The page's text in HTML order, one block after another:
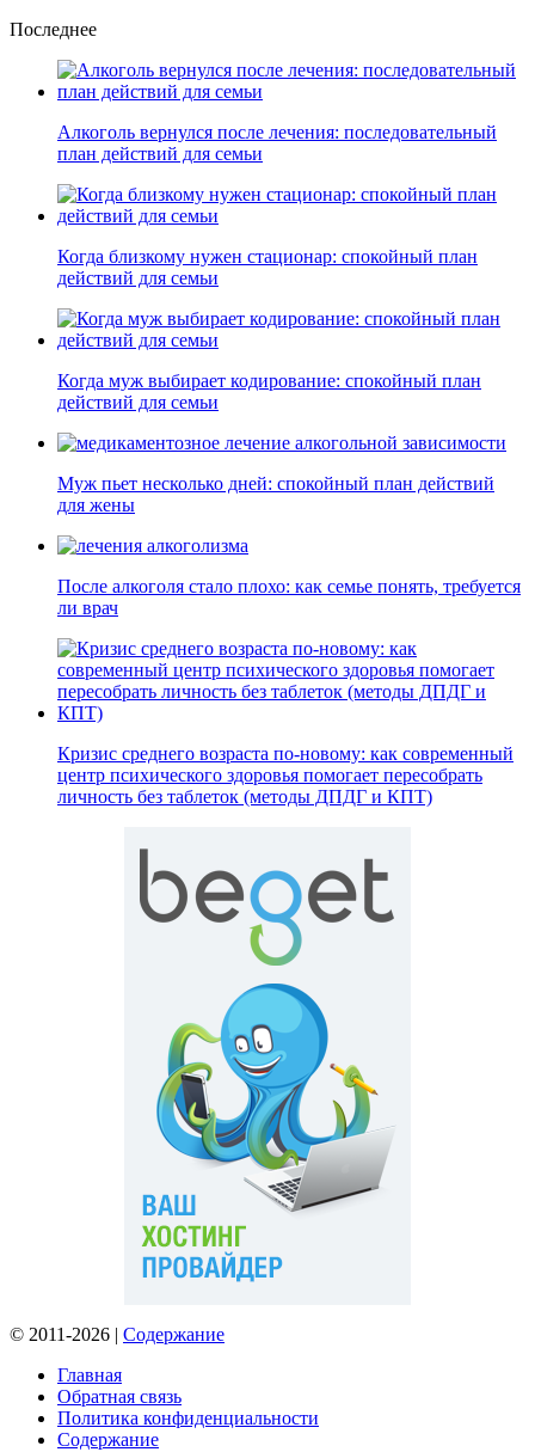
Последнее
Алкоголь вернулся после лечения: последовательный
план действий для семьи
Когда близкому нужен стационар: спокойный план
действий для семьи
Когда муж выбирает кодирование: спокойный план
действий для семьи
Муж пьет несколько дней: спокойный план действий
для жены
После алкоголя стало плохо: как семье понять, требуется
ли врач
Кризис среднего возраста по-новому: как современный
центр психического здоровья помогает пересобрать
личность без таблеток (методы ДПДГ и КПТ)
© 2011-2026 | Содержание
Главная
Обратная связь
Политика конфиденциальности
Содержание